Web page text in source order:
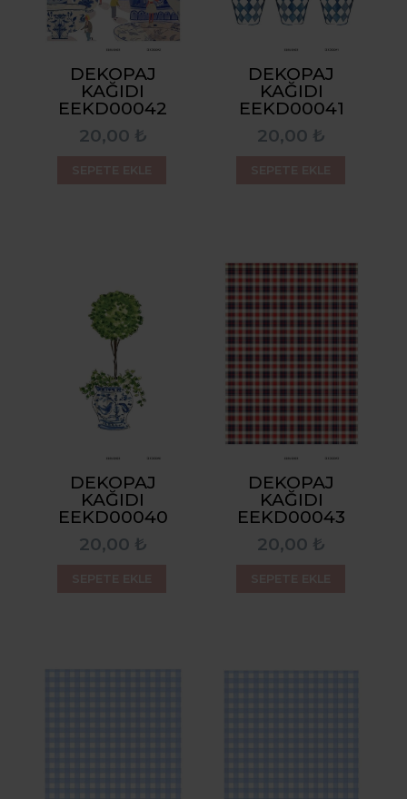
DEKOPAJ
KAĞIDI
EEKD00042
20,00 ₺
DEKOPAJ
KAĞIDI
EEKD00041
20,00 ₺
DEKOPAJ
KAĞIDI
EEKD00040
20,00 ₺
DEKOPAJ
KAĞIDI
EEKD00043
20,00 ₺